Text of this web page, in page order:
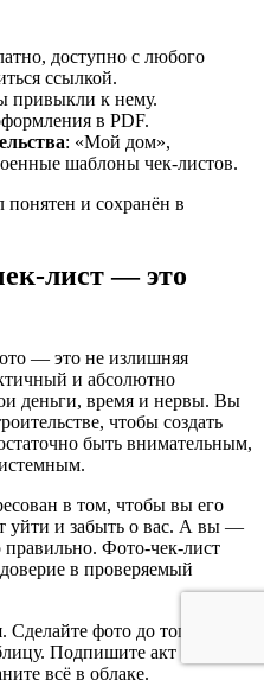
доступно с любого
ссылкой.
привыкли к нему.
в PDF.
: «Мой дом»,
шаблоны чек-листов.
и сохранён в
лист — это
— это не излишняя
и абсолютно
деньги, время и нервы. Вы
чтобы создать
быть внимательным,
в том, чтобы вы его
уйти и забыть о вас. А вы —
правильно. Фото-чек-лист
в проверяемый
фото до того, как
Подпишите акт с
всё в облаке.